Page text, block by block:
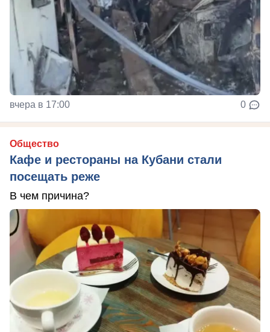
вчера в 17:00 0
Общество
Кафе и рестораны на Кубани стали
посещать реже
В чем причина?